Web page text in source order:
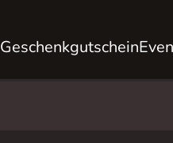
Geschenkgutschein